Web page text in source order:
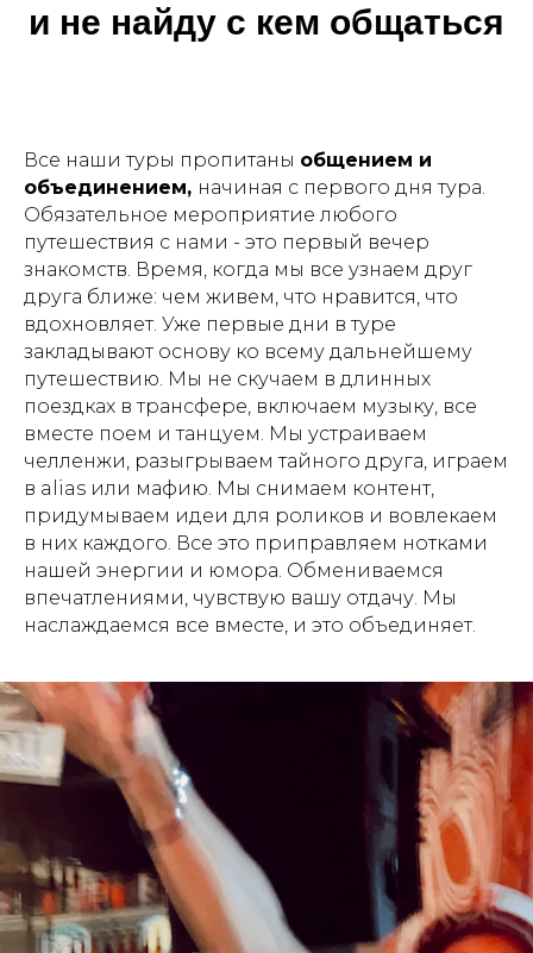
и не найду с кем общаться
Все наши туры пропитаны общением и
объединением, начиная с первого дня тура.
Обязательное мероприятие любого
путешествия с нами - это первый вечер
знакомств. Время, когда мы все узнаем друг
друга ближе: чем живем, что нравится, что
вдохновляет. Уже первые дни в туре
закладывают основу ко всему дальнейшему
путешествию. Мы не скучаем в длинных
поездках в трансфере, включаем музыку, все
вместе поем и танцуем. Мы устраиваем
челленжи, разыгрываем тайного друга, играем
в alias или мафию. Мы снимаем контент,
придумываем идеи для роликов и вовлекаем
в них каждого. Все это приправляем нотками
нашей энергии и юмора. Обмениваемся
впечатлениями, чувствую вашу отдачу. Мы
наслаждаемся все вместе, и это объединяет.